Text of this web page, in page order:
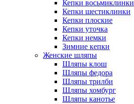
Кепки восьмиклинки
Кепки шестиклинки
Кепки плоские
Кепки уточка
Кепки немки
Зимние кепки
Женские шляпы
Шляпы клош
Шляпы федора
Шляпы трилби
Шляпы хомбург
Шляпы канотье